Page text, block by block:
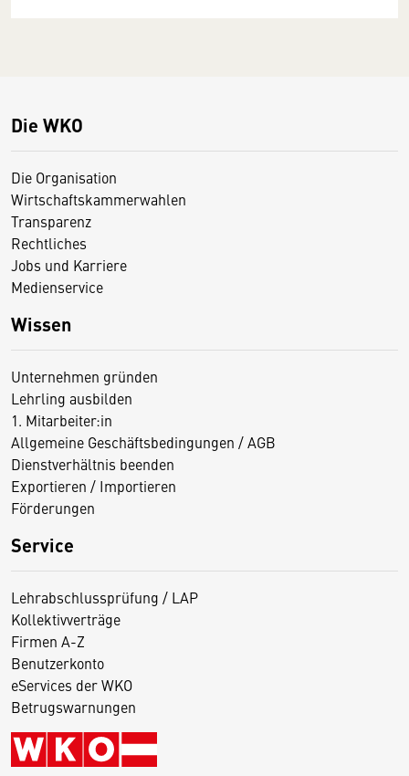
Die WKO
Die Organisation
Wirtschaftskammerwahlen
Transparenz
Rechtliches
Jobs und Karriere
Medienservice
Wissen
Unternehmen gründen
Lehrling ausbilden
1. Mitarbeiter:in
Allgemeine Geschäftsbedingungen / AGB
Dienstverhältnis beenden
Exportieren / Importieren
Förderungen
Service
Lehrabschlussprüfung / LAP
Kollektivverträge
Firmen A-Z
Benutzerkonto
eServices der WKO
Betrugswarnungen